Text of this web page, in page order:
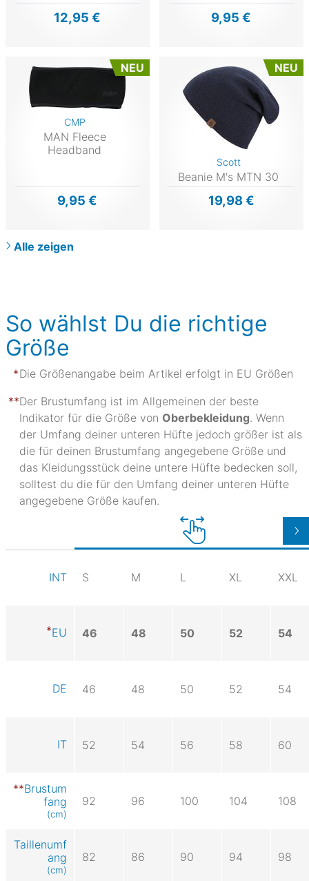
12,95 € 9,95 €
NEU
CMP
MAN Fleece
Headband
9,95 €
NEU
Scott
Beanie M's MTN 30
19,98 €
Alle zeigen
So wählst Du die richtige
Größe
Die Größenangabe beim Artikel erfolgt in EU Größen
Der Brustumfang ist im Allgemeinen der beste
Indikator für die Größe von Oberbekleidung. Wenn
der Umfang deiner unteren Hüfte jedoch größer ist als
die für deinen Brustumfang angegebene Größe und
das Kleidungsstück deine untere Hüfte bedecken soll,
solltest du die für den Umfang deiner unteren Hüfte
angegebene Größe kaufen.
INT S M L XL XXL
EU 46 48 50 52 54
DE 46 48 50 52 54
IT 52 54 56 58 60
Brustum
fang
(cm)
92 96 100 104 108
Taillenumf
ang
(cm)
82 86 90 94 98